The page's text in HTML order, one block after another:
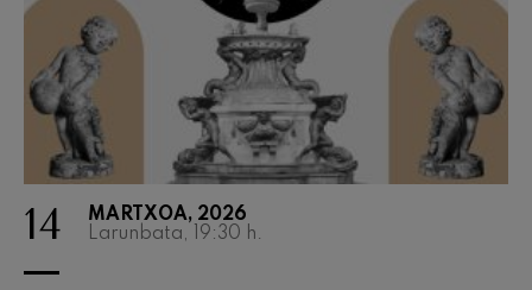
14
MARTXOA, 2026
Larunbata, 19:30 h.
Franz Schubert
Wolfgang Amadeus Mozart:
Klarineterako kontzertua
Wolfgang Amadeus Mozart